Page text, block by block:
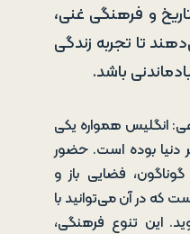
و فرهنگی غنی،
تا تجربه زندگی
باشد.
انگلیس همواره یکی
دنیا بوده است. حضور
فضایی باز و
که در آن می‌توانید با
این تنوع فرهنگی،